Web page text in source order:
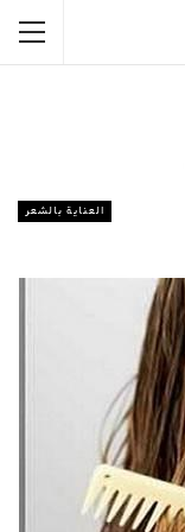
العناية بالشعر